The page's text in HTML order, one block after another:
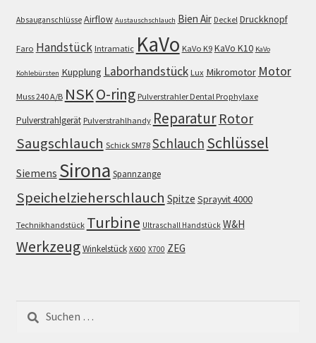
Absauganschlüsse Airflow Austauschschlauch Bien Air Deckel Druckknopf
Faro Handstück Intramatic KaVo KaVo K9 KaVo K10 KaVo
Kohlebürsten Kupplung Laborhandstück Lux Mikromotor Motor
Muss 240 A/B NSKO-ring Pulverstrahler Dental Prophylaxe
Pulverstrahlgerät Pulverstrahlhandy Reparatur Rotor
Saugschlauch Schick SM78 Schlauch Schlüssel
Siemens Sirona Spannzange
Speichelzieherschlauch Spitze Sprayvit 4000
Technikhandstück Turbine Ultraschall Handstück W&H
WerkzeugWinkelstück X600 X700 ZEG
Suchen
nach: